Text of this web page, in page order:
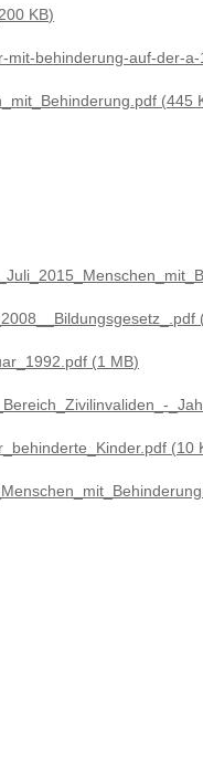
200 KB
mit-behinderung-auf-der-
445
1 MB
10